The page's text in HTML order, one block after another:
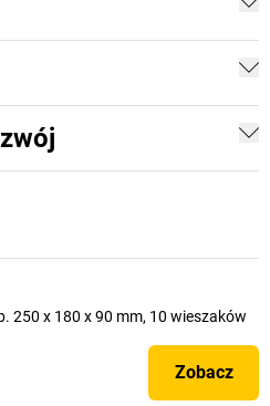
250 x 180 x 90 mm, 10 wieszaków
Zobacz